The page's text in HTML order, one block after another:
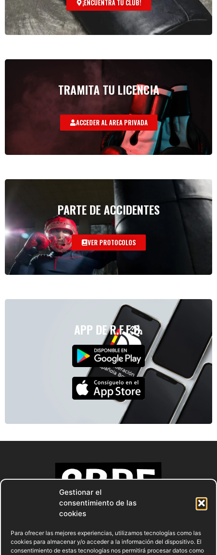
Gestionar el
consentimiento de las
cookies
Para ofrecer las mejores experiencias, utilizamos tecnologías como las
cookies para almacenar y/o acceder a la información del dispositivo. El
consentimiento de estas tecnologías nos permitirá procesar datos como
¡ENCUENTRA TU CLUB!
TRAMITA TU LICENCIA
ACCEDER AL AREA PRIVADA
PARTE DE ACCIDENTES
VER PROTOCOLOS
APP DE R.F.E.B.